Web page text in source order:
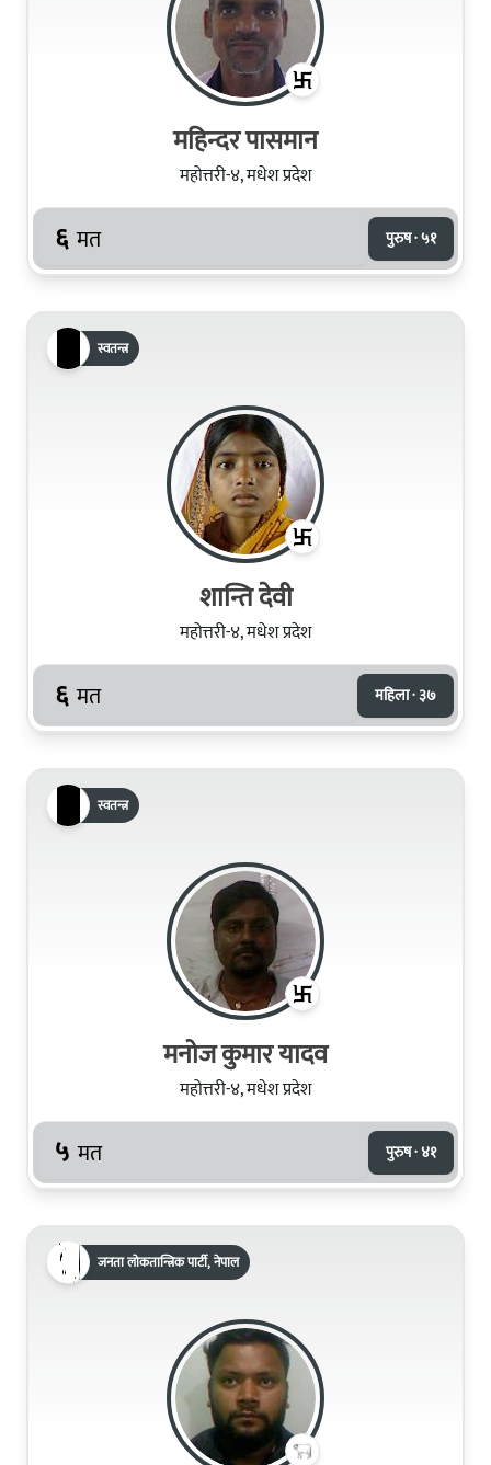
महिन्दर पासमान
महोत्तरी-४, मधेश प्रदेश
६ मत पुरुष · ५१
स्वतन्त्र
शान्ति देवी
महोत्तरी-४, मधेश प्रदेश
६ मत महिला · ३७
स्वतन्त्र
मनोज कुमार यादव
महोत्तरी-४, मधेश प्रदेश
५ मत पुरुष · ४१
जनता लोकतान्त्रिक पार्टी, नेपाल